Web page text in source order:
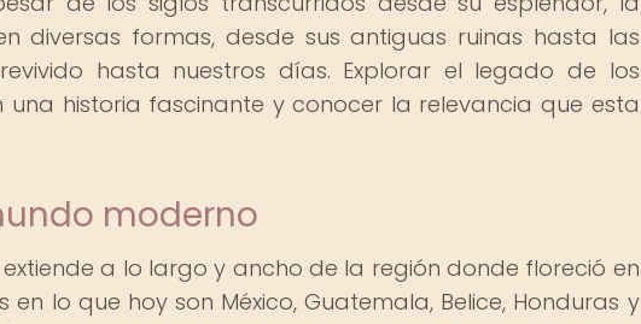
diversas formas, desde sus antiguas ruinas hasta las
hasta nuestros días. Explorar el legado de los
una historia fascinante y conocer la relevancia que esta
moderno
a lo largo y ancho de la región donde floreció en
lo que hoy son México, Guatemala, Belice, Honduras y